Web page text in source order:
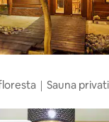
｜Sauna